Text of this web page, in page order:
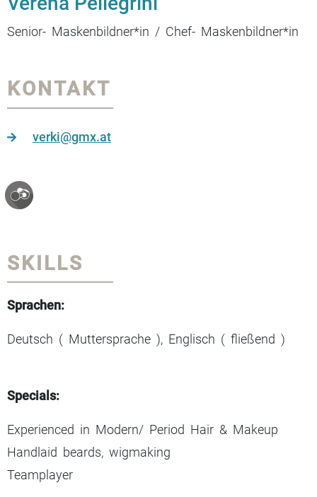
Senior- Maskenbildner*in / Chef- Maskenbildner*in
KONTAKT
verki@gmx.at
SKILLS
Sprachen:
Deutsch ( Muttersprache ), Englisch ( fließend )
Specials:
Experienced in Modern/ Period Hair & Makeup
Handlaid beards, wigmaking
Teamplayer